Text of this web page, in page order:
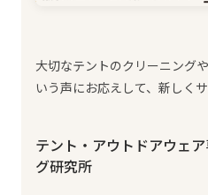
大切なテントのクリーニング
いう声にお応えして、新しく
テント・アウトドアウェ
グ研究所